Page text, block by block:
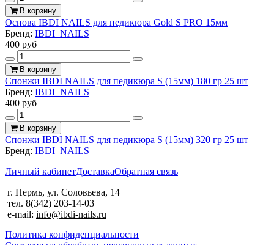
В корзину
Основа IBDI NAILS для педикюра Gold S PRO 15мм
Бренд: IBDI_NAILS
400 руб
В корзину
Спонжи IBDI NAILS для педикюра S (15мм) 180 гр 25 шт
Бренд: IBDI_NAILS
400 руб
В корзину
Спонжи IBDI NAILS для педикюра S (15мм) 320 гр 25 шт
Бренд: IBDI_NAILS
Личный кабинетДоставкаОбратная связь
г. Пермь, ул. Соловьева, 14
тел. 8(342) 203-14-03
e-mail: info@ibdi-nails.ru
Политика конфиденциальности